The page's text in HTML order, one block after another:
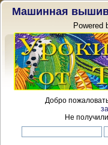
Машинная
Powered
Добро
Не получили